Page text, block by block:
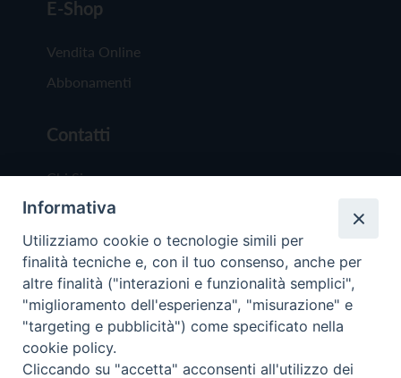
E-Shop
Vendita Online
Abbonamenti
Contatti
Chi Siamo
Redazione
Scrivici
Copyright © 2019 - Tutti i diritti riservati - Vita
Informativa
Utilizziamo cookie o tecnologie simili per
finalità tecniche e, con il tuo consenso, anche per
altre finalità ("interazioni e funzionalità semplici",
"miglioramento dell'esperienza", "misurazione" e
"targeting e pubblicità") come specificato nella
cookie policy.
Cliccando su "accetta" acconsenti all'utilizzo dei